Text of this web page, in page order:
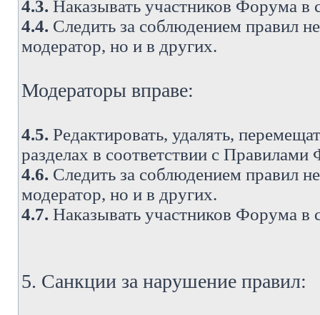
4.3. Наказывать участников Форума
4.4. Следить за соблюдением правил
модератор, но и в других.
Модераторы вправе:
4.5. Редактировать, удалять,
разделах в соответствии с
4.6. Следить за соблюдением правил
модератор, но и в других.
4.7. Наказывать участников Форума
5. Санкции за нарушение правил: